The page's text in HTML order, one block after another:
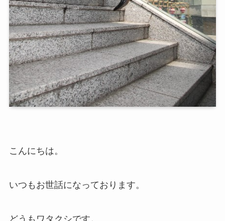
こんにちは。
いつもお世話になっております。
どうもワタクシです。